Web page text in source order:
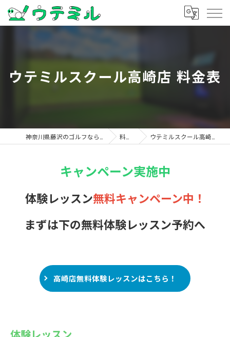
ウテミルスクール高崎店 料金表
料金表 ウテミルスクール高崎店 料金表
キャンペーン実施中
体験レッスン無料キャンペーン中！
まずは下の無料体験レッスン予約へ
高崎店無料体験レッスンはこちら！
体験レッスン